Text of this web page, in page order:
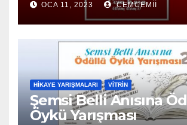
OCA 11, 2023 CEMCEMII
HIKAYE YARIŞMALARI VITRIN
Şemsi Belli Anısına
Öykü Yarışması